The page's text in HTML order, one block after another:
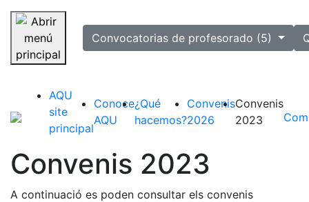
Saltar navegación
selectedConvocatorias de profesorado (5)
AQU
site
principal
Conoce
AQU
¿Qué
hacemos?
Convenis
2026
Convenis
2023
Convenis 2023
A continuació es poden consultar els convenis